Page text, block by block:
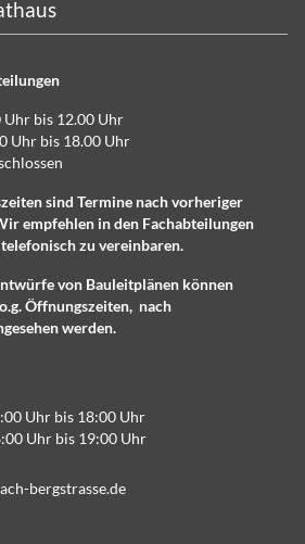
bis 12.00 Uhr
bis 18.00 Uhr
sind Termine nach vorheriger
empfehlen in den Fachabteilungen
zu vereinbaren.
von Bauleitplänen können
Öffnungszeiten, nach
werden.
bis 18:00 Uhr
bis 19:00 Uhr
ch-b rgstr ss d